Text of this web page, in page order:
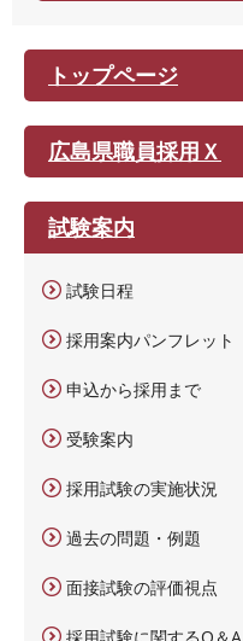
トップページ
広島県職員採用Ｘ
試験案内
試験日程
採用案内パンフレット
申込から採用まで
受験案内
採用試験の実施状況
過去の問題・例題
面接試験の評価視点